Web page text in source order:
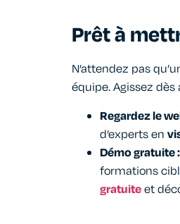
Prêt à
N’attendez pas
équipe. Agissez
Regardez le
d’experts en
Démo gratuite :
formations
gratuiteet